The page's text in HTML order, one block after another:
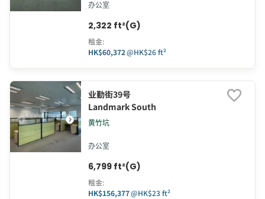
办公室
2,322 ft²(G)
租金:
HK$60,372@HK$26 ft²
业勤街39号
Landmark South
黄竹坑
办公室
6,799 ft²(G)
租金:
HK$156,377@HK$23 ft²